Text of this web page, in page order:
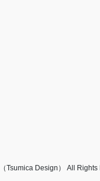
Tsumica Design） All Rights